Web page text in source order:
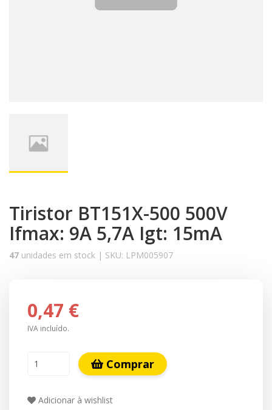
Tiristor BT151X-500 500V
Ifmax: 9A 5,7A Igt: 15mA
47 unidades em stock | SKU: LPM005907
0,47 €
IVA incluído.
Comprar
Adicionar à wishlist